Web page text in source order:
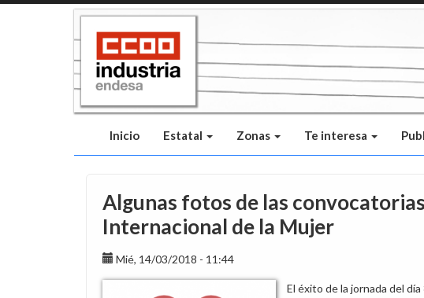
Inicio Estatal Zonas Te interesa
Algunas fotos de las
Internacional de la Mujer
Mié, 14/03/2018 - 11:44
El éxito de la jornada del